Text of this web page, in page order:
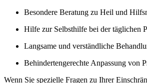
Besondere Beratung zu Heil und
Hilfe zur Selbsthilfe bei der täglichen
Langsame und verständliche
Behindertengerechte Anpassung von
Wenn Sie spezielle Fragen zu Ihrer